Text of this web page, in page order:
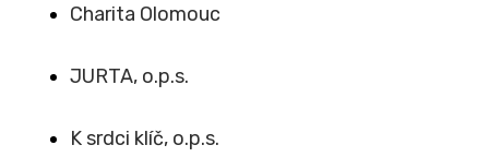
Charita Olomouc
JURTA, o.p.s.
K srdci klíč, o.p.s.